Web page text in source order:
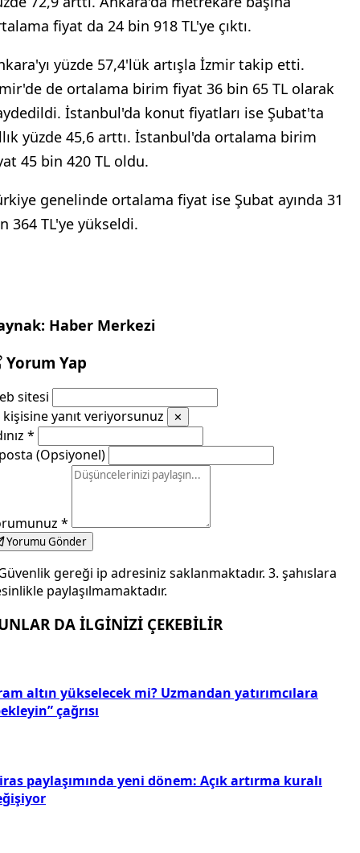
fiyat da 24 bin 918 TL'ye çıktı.
yüzde 57,4'lük artışla İzmir takip etti.
de ortalama birim fiyat 36 bin 65 TL olarak
İstanbul'da konut fiyatları ise Şubat'ta
yüzde 45,6 arttı. İstanbul'da ortalama birim
45 bin 420 TL oldu.
genelinde ortalama fiyat ise Şubat ayında 31
364 TL'ye yükseldi.
Haber Merkezi
Yorum Yap
sitesi
kişisine yanıt veriyorsunuz
✕
*
(Opsiyonel)
*
Yorumu Gönder
gereği ip adresiniz saklanmaktadır. 3. şahıslara
paylaşılmamaktadır.
DA İLGİNİZİ ÇEKEBİLİR
altın yükselecek mi? Uzmandan yatırımcılara
çağrısı
paylaşımında yeni dönem: Açık artırma kuralı